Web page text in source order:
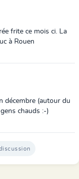
frite ce mois ci. La
à Rouen
décembre (autour du
chauds :-)